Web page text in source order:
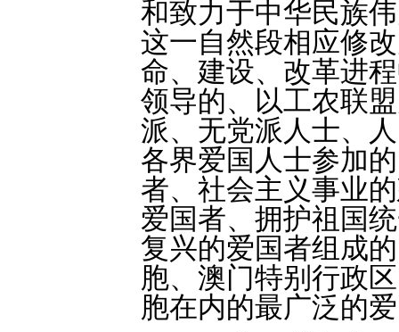
和致力于中华民族
这一自然段相应修
命、建设、改革进
领导的、以工农联
派、无党派人士、
各界爱国人士参加
者、社会主义事业
爱国者、拥护祖国
复兴的爱国者组成
胞、澳门特别行政
胞在内的最广泛的